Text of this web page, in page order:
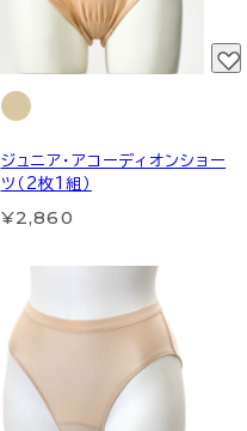
ジュニア・アコーディオンショー
ツ（2枚1組）
¥2,860